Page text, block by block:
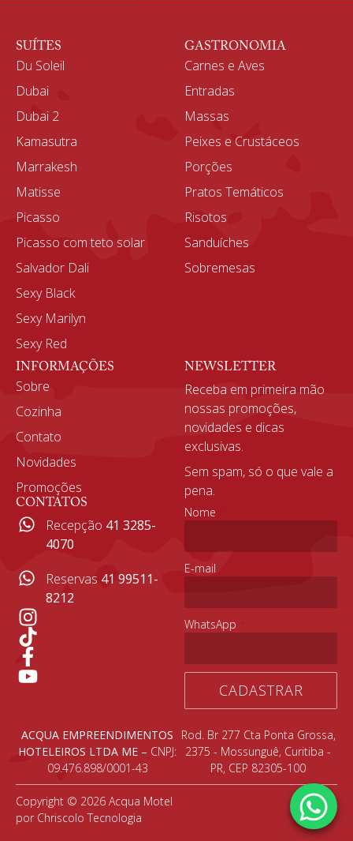
SUÍTES
Du Soleil
Dubai
Dubai 2
Kamasutra
Marrakesh
Matisse
Picasso
Picasso com teto solar
Salvador Dali
Sexy Black
Sexy Marilyn
Sexy Red
GASTRONOMIA
Carnes e Aves
Entradas
Massas
Peixes e Crustáceos
Porções
Pratos Temáticos
Risotos
Sanduíches
Sobremesas
INFORMAÇÕES
Sobre
Cozinha
Contato
Novidades
Promoções
CONTATOS
Recepção 41 3285-
4070
Reservas 41 99511-
8212
NEWSLETTER
Receba em primeira mão
nossas promoções,
novidades e dicas
exclusivas.
Sem spam, só o que vale a
pena.
Nome
E-mail
WhatsApp
CADASTRAR
ACQUA EMPREENDIMENTOS
HOTELEIROS LTDA ME – CNPJ:
09.476.898/0001-43
Rod. Br 277 Cta Ponta Grossa,
2375 - Mossunguê, Curitiba -
PR, CEP 82305-100
Copyright © 2026 Acqua Motel
por Chriscolo Tecnologia